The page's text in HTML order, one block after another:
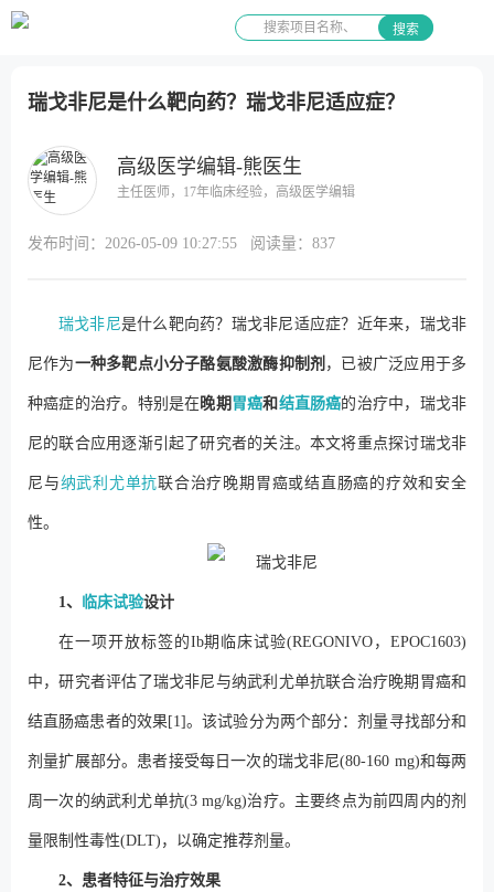
搜索
瑞戈非尼是什么靶向药？瑞戈非尼适应症？
高级医学编辑-熊医生
主任医师，17年临床经验，高级医学编辑
发布时间： 2026-05-09 10:27:55 阅读量： 837
瑞戈非尼是什么靶向药？瑞戈非尼适应症？近年来，瑞戈非
尼作为一种多靶点小分子酪氨酸激酶抑制剂 ，已被广泛应用于多
种癌症的治疗。特别是在晚期 胃癌和 结直肠癌的治疗中，瑞戈非
尼的联合应用逐渐引起了研究者的关注。本文将重点探讨瑞戈非
尼与纳武利尤单抗联合治疗晚期胃癌或结直肠癌的疗效和安全
性。
1、 临床试验设计
在一项开放标签的Ib期临床试验(REGONIVO，EPOC1603)
中，研究者评估了瑞戈非尼与纳武利尤单抗联合治疗晚期胃癌和
结直肠癌患者的效果[1]。该试验分为两个部分：剂量寻找部分和
剂量扩展部分。患者接受每日一次的瑞戈非尼(80-160 mg)和每两
周一次的纳武利尤单抗(3 mg/kg)治疗。主要终点为前四周内的剂
量限制性毒性(DLT)，以确定推荐剂量。
2、患者特征与治疗效果